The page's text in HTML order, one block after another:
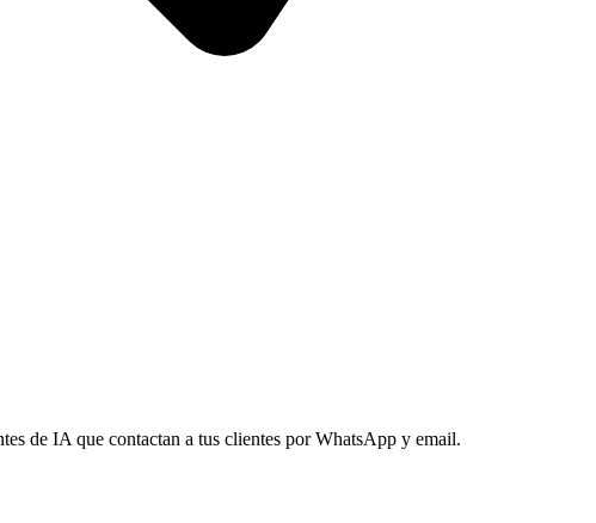
de IA que contactan a tus clientes por WhatsApp y email.